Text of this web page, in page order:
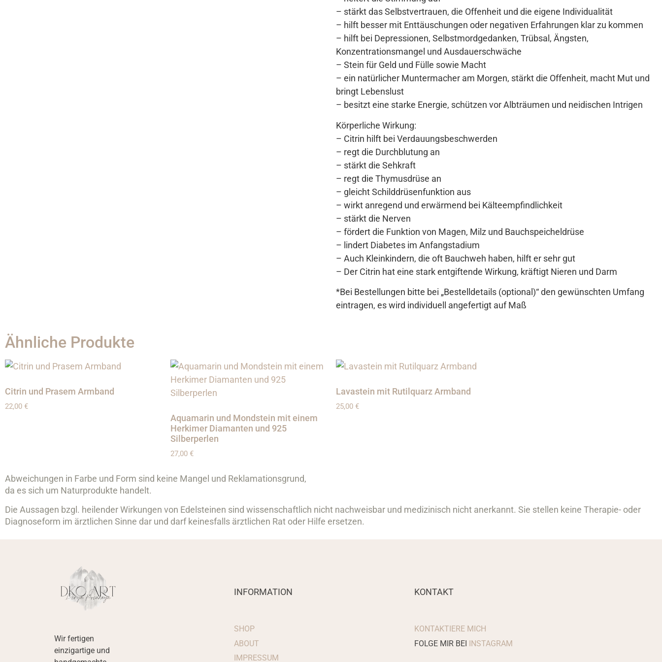
– stärkt das Selbstvertrauen, die Offenheit und die eigene Individualität
– hilft besser mit Enttäuschungen oder negativen Erfahrungen klar zu kommen
– hilft bei Depressionen, Selbstmordgedanken, Trübsal, Ängsten,
Konzentrationsmangel und Ausdauerschwäche
– Stein für Geld und Fülle sowie Macht
– ein natürlicher Muntermacher am Morgen, stärkt die Offenheit, macht Mut und
bringt Lebenslust
– besitzt eine starke Energie, schützen vor Albträumen und neidischen Intrigen
Körperliche Wirkung:
– Citrin hilft bei Verdauungsbeschwerden
– regt die Durchblutung an
– stärkt die Sehkraft
– regt die Thymusdrüse an
– gleicht Schilddrüsenfunktion aus
– wirkt anregend und erwärmend bei Kälteempfindlichkeit
– stärkt die Nerven
– fördert die Funktion von Magen, Milz und Bauchspeicheldrüse
– lindert Diabetes im Anfangstadium
– Auch Kleinkindern, die oft Bauchweh haben, hilft er sehr gut
– Der Citrin hat eine stark entgiftende Wirkung, kräftigt Nieren und Darm
*Bei Bestellungen bitte bei „Bestelldetails (optional)“ den gewünschten Umfang
eintragen, es wird individuell angefertigt auf Maß
Ähnliche Produkte
Citrin und Prasem Armband
22,00 €
Aquamarin und Mondstein mit einem
Herkimer Diamanten und 925
Silberperlen
27,00 €
Lavastein mit Rutilquarz Armband
25,00 €
Abweichungen in Farbe und Form sind keine Mangel und Reklamationsgrund,
da es sich um Naturprodukte handelt.
Die Aussagen bzgl. heilender Wirkungen von Edelsteinen sind wissenschaftlich nicht nachweisbar und medizinisch nicht anerkannt. Sie stellen keine Therapie- oder
Diagnoseform im ärztlichen Sinne dar und darf keinesfalls ärztlichen Rat oder Hilfe ersetzen.
Wir fertigen
einzigartige und
INFORMATION
SHOP
ABOUT
IMPRESSUM
KONTAKT
KONTAKTIERE MICH
FOLGE MIR BEI INSTAGRAM